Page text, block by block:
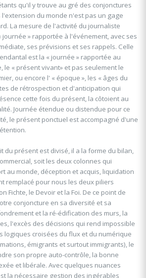
qu'il y trouve au gré des conjonctures
du monde n'est pas un gage
La mesure de l'activité du journaliste
» rapportée à l'événement, avec ses
ses prévisions et ses rappels. Celle
est la « journée » rapportée au
le « présent vivant» et pas seulement le
ou encore l' « époque », les « âges du
de rétrospection et d'anticipation qui
cette fois du présent, la côtoient au
Journée étendue ou distendue pour ce
le présent ponctuel est accompagné d'une
du présent est divisé, il a la forme du bilan,
soit les deux colonnes qui
au monde, déception et acquis, liquidation
remplacé pour nous les deux piliers
Fichte, le Devoir et la Foi. De ce point de
conjoncture en sa diversité et sa
et la ré-édification des murs, la
l'excès des décisions qui rend impossible
logiques croisées du flux et du numérique
émigrants et surtout immigrants), le
son propre auto-contrôle, la bonne
et libérale. Avec quelques nuances
la nécessaire gestion des ingérables